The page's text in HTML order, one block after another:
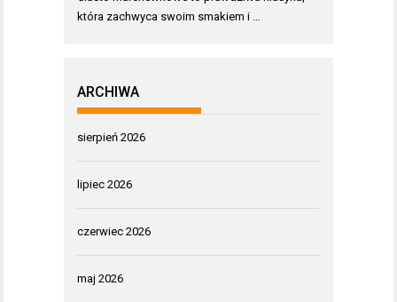
która zachwyca swoim smakiem i …
ARCHIWA
sierpień 2026
lipiec 2026
czerwiec 2026
maj 2026